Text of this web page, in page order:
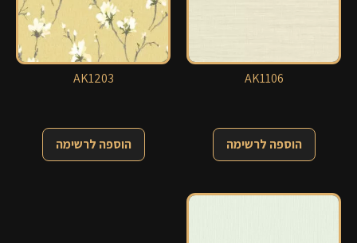
AK1106
הוספה לרשימה
AK1203
הוספה לרשימה